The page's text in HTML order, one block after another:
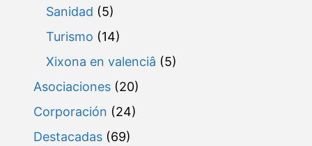
Sanidad (5)
Turismo (14)
Xixona en valenciâ (5)
Asociaciones (20)
Corporación (24)
Destacadas (69)